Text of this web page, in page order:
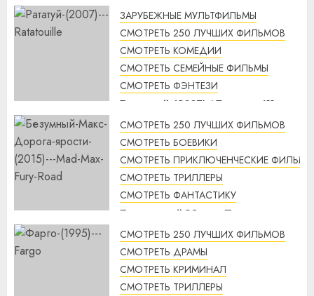
ЗАРУБЕЖНЫЕ МУЛЬТФИЛЬМЫ
СМОТРЕТЬ 250 ЛУЧШИХ ФИЛЬМОВ
СМОТРЕТЬ КОМЕДИИ
СМОТРЕТЬ СЕМЕЙНЫЕ ФИЛЬМЫ
СМОТРЕТЬ ФЭНТЕЗИ
Рататуй (2007) / Ratatouille
смотреть онлайн
2:32 07.08.2026
СМОТРЕТЬ 250 ЛУЧШИХ ФИЛЬМОВ
СМОТРЕТЬ БОЕВИКИ
СМОТРЕТЬ ПРИКЛЮЧЕНЧЕСКИЕ ФИЛЬМЫ
СМОТРЕТЬ ТРИЛЛЕРЫ
СМОТРЕТЬ ФАНТАСТИКУ
Безумный Макс: Дорога
ярости (2015) / Mad Max: Fury
Road смотреть онлайн
1:56 07.08.2026
СМОТРЕТЬ 250 ЛУЧШИХ ФИЛЬМОВ
СМОТРЕТЬ ДРАМЫ
СМОТРЕТЬ КРИМИНАЛ
СМОТРЕТЬ ТРИЛЛЕРЫ